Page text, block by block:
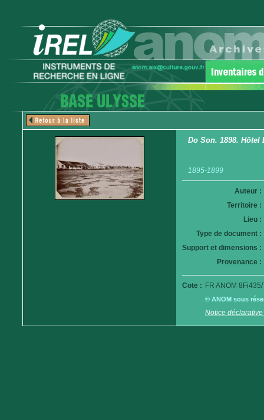
Do Son. 1898. Hôtel
1895-1899
Auteur :
Territoire :
Lieu :
Type de document :
Support et dimensions :
Provenance :
Cote : FR ANOM
© ANOM sous
Notice